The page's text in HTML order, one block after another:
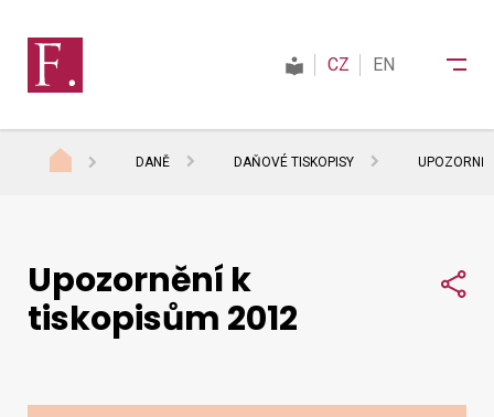
Daně
CZ EN
DANĚ DAŇOVÉ TISKOPISY
Upozornění k
tiskopisům 2012